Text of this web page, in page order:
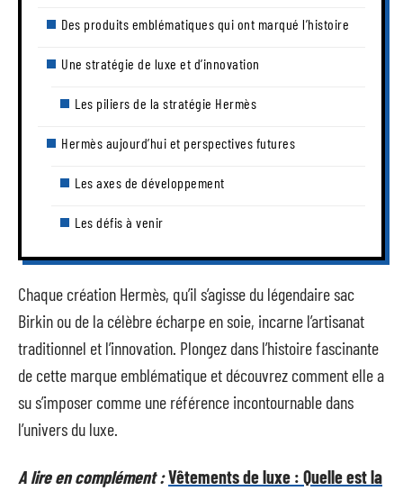
Des produits emblématiques qui ont marqué l’histoire
Une stratégie de luxe et d’innovation
Les piliers de la stratégie Hermès
Hermès aujourd’hui et perspectives futures
Les axes de développement
Les défis à venir
Chaque création Hermès, qu’il s’agisse du légendaire sac
Birkin ou de la célèbre écharpe en soie, incarne l’artisanat
traditionnel et l’innovation. Plongez dans l’histoire fascinante
de cette marque emblématique et découvrez comment elle a
su s’imposer comme une référence incontournable dans
l’univers du luxe.
A lire en complément :Vêtements de luxe : Quelle est la